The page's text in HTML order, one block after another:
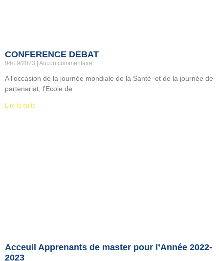
CONFERENCE DEBAT
04/19/2023 Aucun commentaire
A l’occasion de la journée mondiale de la Santé et de la journée de
partenariat, l’Ecole de
Lire la suite
Acceuil Apprenants de master pour l’Année 2022-
2023